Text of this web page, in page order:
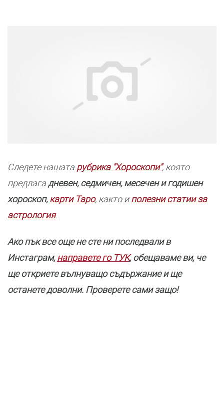
Следете нашата рубрика "Хороскопи", която
предлагадневен, седмичен, месечен и годишен
хороскоп, карти Таро, както иполезни статии за
астрология.
Ако пък все още не сте ни последвали в
Инстаграм,направете го ТУК, обещаваме ви, че
ще откриете вълнуващо съдържание и ще
останете доволни. Проверете сами защо!